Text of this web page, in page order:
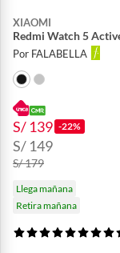
XIAOMI
Redmi Watch 5
Por FALABELLA
S/ 139 -22%
S/ 149
S/ 179
Llega mañana
Retira mañana